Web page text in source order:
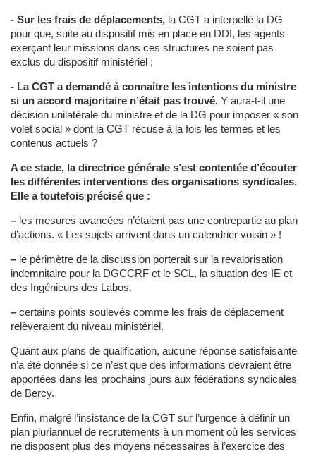
- Sur les frais de déplacements, la CGT a interpellé la DG
pour que, suite au dispositif mis en place en DDI, les agents
exerçant leur missions dans ces structures ne soient pas
exclus du dispositif ministériel ;
- La CGT a demandé à connaitre les intentions du ministre
si un accord majoritaire n’était pas trouvé. Y aura-t-il une
décision unilatérale du ministre et de la DG pour imposer « son
volet social » dont la CGT récuse à la fois les termes et les
contenus actuels ?
A ce stade, la directrice générale s’est contentée d’écouter
les différentes interventions des organisations syndicales.
Elle a toutefois précisé que :
– les mesures avancées n’étaient pas une contrepartie au plan
d’actions. « Les sujets arrivent dans un calendrier voisin » !
– le périmètre de la discussion porterait sur la revalorisation
indemnitaire pour la DGCCRF et le SCL, la situation des IE et
des Ingénieurs des Labos.
– certains points soulevés comme les frais de déplacement
relèveraient du niveau ministériel.
Quant aux plans de qualification, aucune réponse satisfaisante
n’a été donnée si ce n’est que des informations devraient être
apportées dans les prochains jours aux fédérations syndicales
de Bercy.
Enfin, malgré l’insistance de la CGT sur l’urgence à définir un
plan pluriannuel de recrutements à un moment où les services
ne disposent plus des moyens nécessaires à l’exercice des